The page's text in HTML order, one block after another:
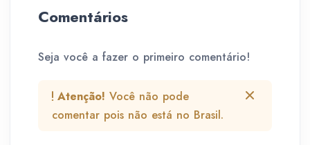
Comentários
Seja você a fazer o primeiro comentário!
Atenção! Você não pode
comentar pois não está no Brasil.